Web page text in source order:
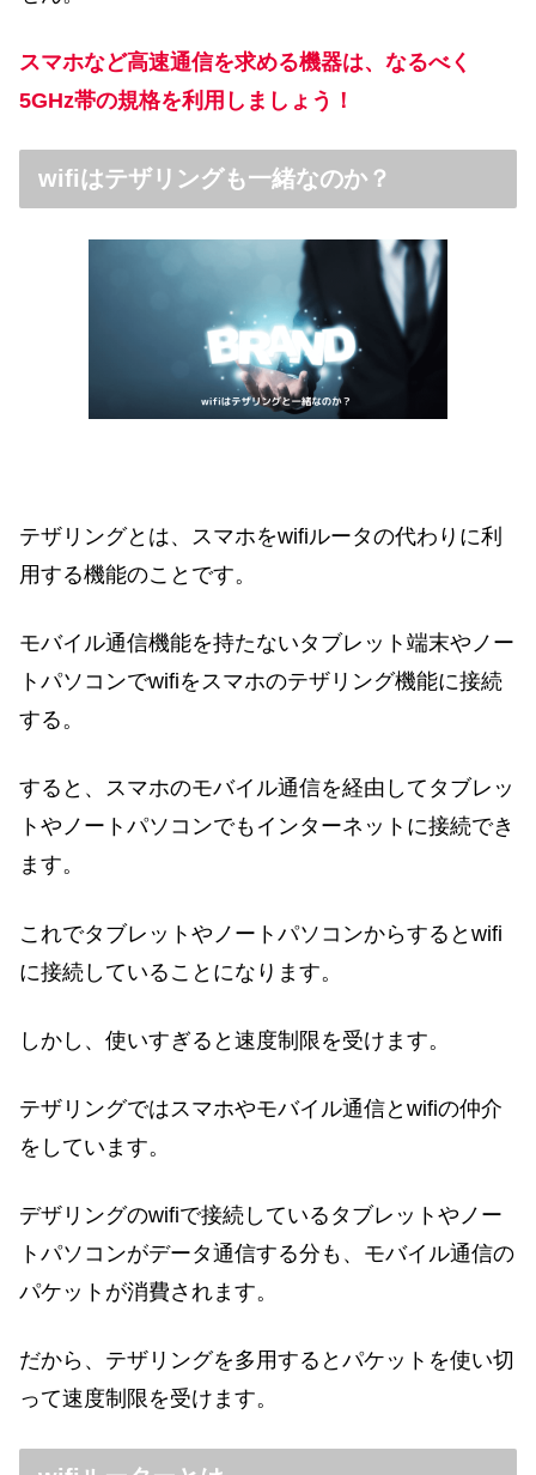
スマホなど高速通信を求める機器は、なるべく
5GHz帯の規格を利用しましょう！
wifiはテザリングも一緒なのか？
テザリングとは、スマホをwifiルータの代わりに利
用する機能のことです。
モバイル通信機能を持たないタブレット端末やノー
トパソコンでwifiをスマホのテザリング機能に接続
する。
すると、スマホのモバイル通信を経由してタブレッ
トやノートパソコンでもインターネットに接続でき
ます。
これでタブレットやノートパソコンからするとwifi
に接続していることになります。
しかし、使いすぎると速度制限を受けます。
テザリングではスマホやモバイル通信とwifiの仲介
をしています。
デザリングのwifiで接続しているタブレットやノー
トパソコンがデータ通信する分も、モバイル通信の
パケットが消費されます。
だから、テザリングを多用するとパケットを使い切
って速度制限を受けます。